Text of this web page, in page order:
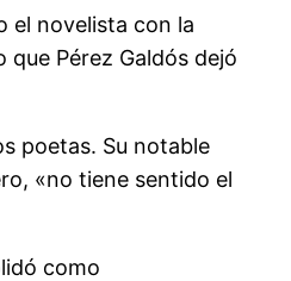
el novelista con la
Pérez Galdós dejó
poetas. Su notable
«no tiene sentido el
como